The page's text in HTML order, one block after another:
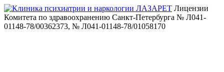
Лицензии
Комитета по здравоохранению Санкт-Петербурга № Л041-
01148-78/00362373, № Л041-01148-78/01058170